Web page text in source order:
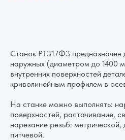
Станок РТ317Ф3 предназначен
наружных (диаметром до 1400
внутренних поверхностей
криволинейным профилем в
На станке можно выполнять:
поверхностей, растачивание,
нарезание резьб:
питчевой.